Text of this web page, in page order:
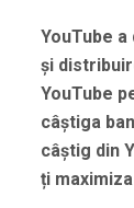
YouTube
și
YouTube
câștiga
câștig din
ți